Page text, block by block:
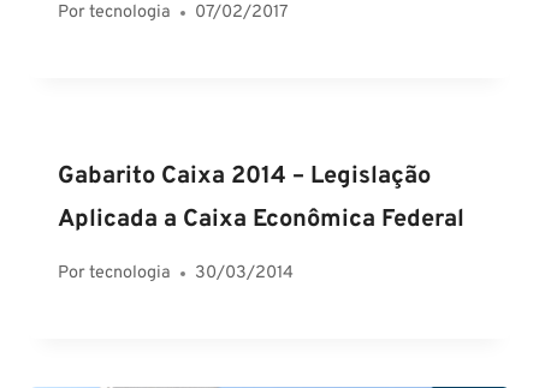
Portecnologia 07/02/2017
Gabarito Caixa 2014 – Legislação
Aplicada a Caixa Econômica Federal
Portecnologia 30/03/2014